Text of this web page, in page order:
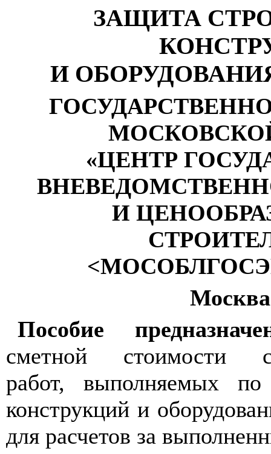
ЗАЩИТА
И
«ЦЕНТР
И
Пособие
сметной стоимости
работ, выполняемых по
конструкций и
для расчетов за